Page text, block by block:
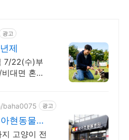
광고
제
7/22(수)부
대면 혼합
baha0075 광고
현동물병
진, 접종문
고양이 전